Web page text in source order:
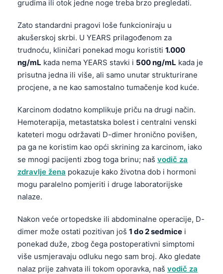
grudima ili otok jedne noge treba brzo pregledati.
Zato standardni pragovi loše funkcioniraju u
akušerskoj skrbi. U YEARS prilagođenom za
trudnoću, kliničari ponekad mogu koristiti 1.000
ng/mL kada nema YEARS stavki i 500 ng/mL kada je
prisutna jedna ili više, ali samo unutar strukturirane
procjene, a ne kao samostalno tumačenje kod kuće.
Karcinom dodatno komplikuje priču na drugi način.
Hemoterapija, metastatska bolest i centralni venski
kateteri mogu održavati D-dimer hronično povišen,
pa ga ne koristim kao opći skrining za karcinom, iako
se mnogi pacijenti zbog toga brinu; naš vodič za
zdravlje žena pokazuje kako životna dob i hormoni
mogu paralelno pomjeriti i druge laboratorijske
nalaze.
Nakon veće ortopedske ili abdominalne operacije, D-
dimer može ostati pozitivan još 1 do 2 sedmice i
ponekad duže, zbog čega postoperativni simptomi
više usmjeravaju odluku nego sam broj. Ako gledate
nalaz prije zahvata ili tokom oporavka, naš vodič za